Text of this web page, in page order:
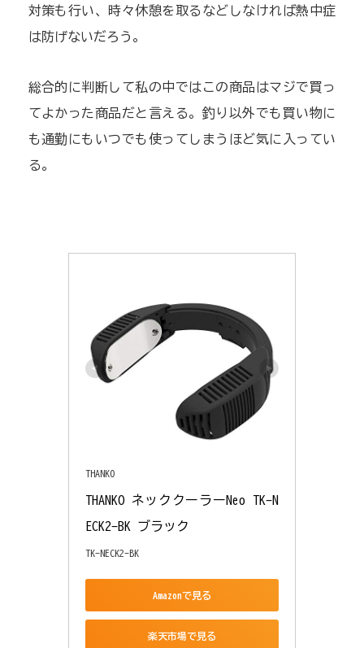
対策も行い、時々休憩を取るなどしなければ熱中症
は防げないだろう。
総合的に判断して私の中ではこの商品はマジで買っ
てよかった商品だと言える。釣り以外でも買い物に
も通勤にもいつでも使ってしまうほど気に入ってい
る。
THANKO
THANKO ネッククーラーNeo TK-N
ECK2-BK ブラック
TK-NECK2-BK
Amazonで見る
楽天市場で見る